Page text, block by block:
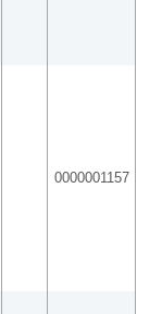
0000001157